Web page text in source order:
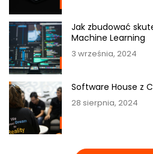
Jak zbudować
Machine Learning
3 września, 2024
Software House z
28 sierpnia, 2024